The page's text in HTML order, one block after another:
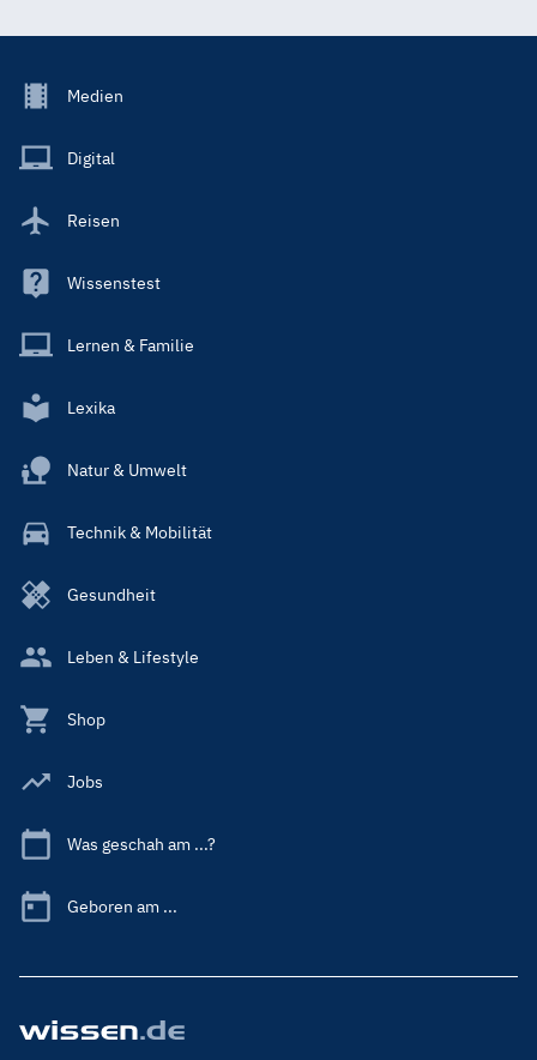
Footer
Main
Medien
Digital
Reisen
Wissenstest
Lernen & Familie
Lexika
Natur & Umwelt
Technik & Mobilität
Gesundheit
Leben & Lifestyle
Shop
Jobs
Was geschah am ...?
Geboren am ...